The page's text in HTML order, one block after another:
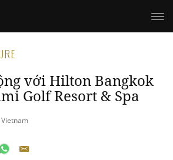
với Hilton Bangkok
Golf Resort & Spa
Vietnam